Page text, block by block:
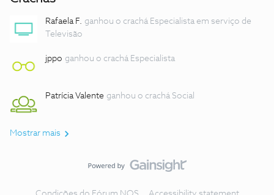
Rafaela F. ganhou o crachá Especialista em serviço de
Televisão
jppo ganhou o crachá Especialista
Patrícia Valente ganhou o crachá Social
Mostrar mais